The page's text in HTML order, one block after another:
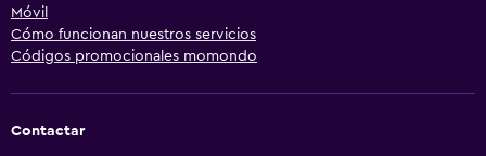
Móvil
Cómo funcionan nuestros servicios
Códigos promocionales momondo
Contactar